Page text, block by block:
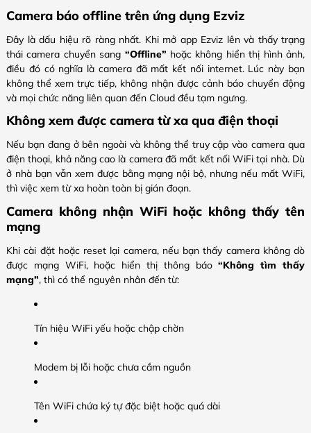
Camera báo offline trên ứng dụng Ezviz
Đây là dấu hiệu rõ ràng nhất. Khi mở app Ezviz lên và thấy trạng
thái camera chuyển sang “Offline” hoặc không hiển thị hình ảnh,
điều đó có nghĩa là camera đã mất kết nối internet. Lúc này bạn
không thể xem trực tiếp, không nhận được cảnh báo chuyển động
và mọi chức năng liên quan đến Cloud đều tạm ngưng.
Không xem được camera từ xa qua điện thoại
Nếu bạn đang ở bên ngoài và không thể truy cập vào camera qua
điện thoại, khả năng cao là camera đã mất kết nối WiFi tại nhà. Dù
ở nhà bạn vẫn xem được bằng mạng nội bộ, nhưng nếu mất WiFi,
thì việc xem từ xa hoàn toàn bị gián đoạn.
Camera không nhận WiFi hoặc không thấy tên
mạng
Khi cài đặt hoặc reset lại camera, nếu bạn thấy camera không dò
được mạng WiFi, hoặc hiển thị thông báo“Không tìm thấy
mạng”, thì có thể nguyên nhân đến từ:
Tín hiệu WiFi yếu hoặc chập chờn
Modem bị lỗi hoặc chưa cắm nguồn
Tên WiFi chứa ký tự đặc biệt hoặc quá dài